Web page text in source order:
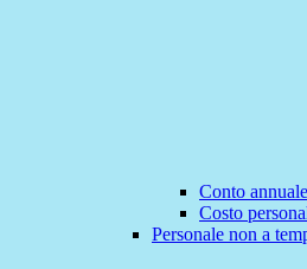
Conto
Costo
Personale non a